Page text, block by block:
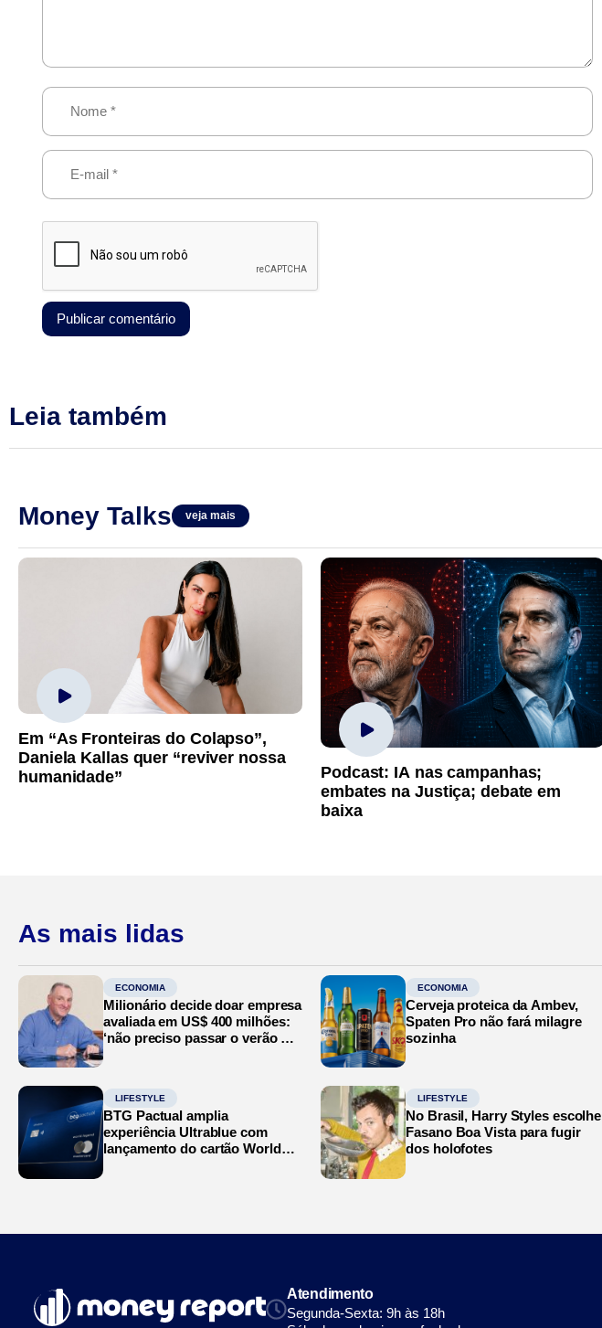
Leia também
Money Talks veja mais
Em “As Fronteiras do Colapso”,
Daniela Kallas quer “reviver nossa
humanidade”
Podcast: IA nas campanhas;
embates na Justiça; debate em
baixa
As mais lidas
ECONOMIA
Milionário decide doar empresa
avaliada em US$ 400 milhões:
‘não preciso passar o verão no
ECONOMIA
Cerveja proteica da Ambev,
Spaten Pro não fará milagre
sozinha
LIFESTYLE
BTG Pactual amplia
experiência Ultrablue com
lançamento do cartão World
LIFESTYLE
No Brasil, Harry Styles escolhe
Fasano Boa Vista para fugir
dos holofotes
Atendimento
Segunda-Sexta: 9h às 18h